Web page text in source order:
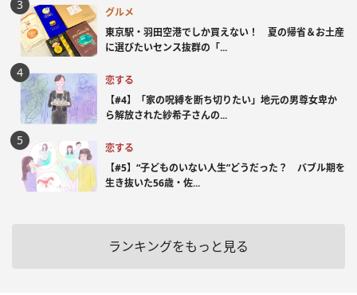
グルメ
東京駅・羽田空港でしか買えない！ 夏の帰省＆お土産
に選びたいセンス抜群の「...
恋する
【#4】「家の呪縛を断ち切りたい」地元の男尊女卑か
ら解放された紗希子さんの...
恋する
【#5】“子どものいない人生”どうだった？ バブル期を
生き抜いた56歳・佐...
ランキングをもっと見る